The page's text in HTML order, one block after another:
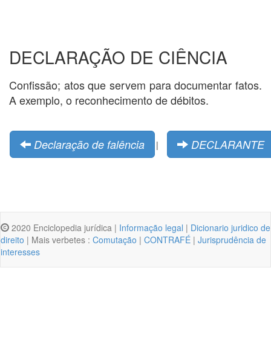
DECLARAÇÃO DE CIÊNCIA
Confissão; atos que servem para documentar fatos.
A exemplo, o reconhecimento de débitos.
Declaração de falência | DECLARANTE
2020 Enciclopedia jurídica | Informação legal | Dicionario juridico de
direito | Mais verbetes : Comutação | CONTRAFÉ | Jurisprudência de
interesses